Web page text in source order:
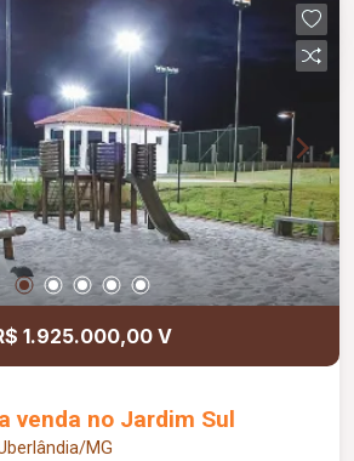
1.925.000,00 V
venda no Jardim Sul
MG